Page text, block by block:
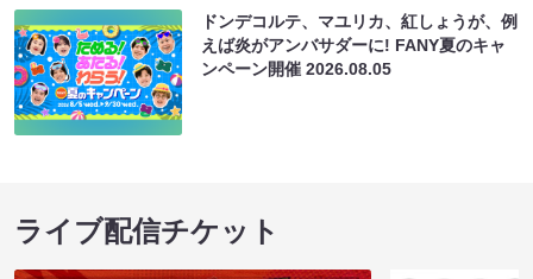
ドンデコルテ、マユリカ、紅しょうが、例
えば炎がアンバサダーに! FANY夏のキャ
ンペーン開催2026.08.05
ライブ配信チケット